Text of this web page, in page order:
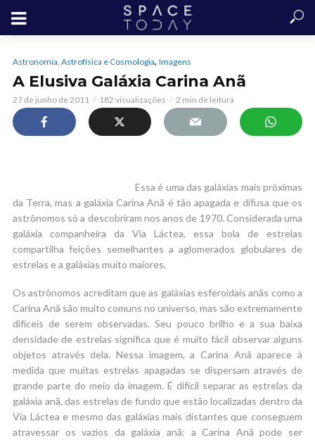
Astronomia, Astrofísica e Cosmologia, Imagens
A Elusiva Galáxia Carina Anã
27 de junho de 2011 182 visualizações 2 min de leitura
Essa é uma das galáxias mais próximas
da Terra, mas a galáxia Carina Anã é tão apagada e difusa que os
astrônomos só a descobriram nos anos de 1970. Considerada uma
galáxia companheira da Via Láctea, essa bola de estrelas
compartilha feições semelhantes a aglomerados globulares de
estrelas e a galáxias muito maiores.
Os astrônomos acreditam que as galáxias esferoidais anãs como a
Carina Anã são muito comuns no universo, mas são extremamente
difíceis de serem observadas. Seu pouco brilho e a sua baixa
densidade de estrelas significa que é muito fácil observar alguns
objetos através dela. Nessa imagem, a Carina Anã aparece à
medida que muitas estrelas apagadas se dispersam através de
grande parte do meio da imagem. É difícil separar as estrelas da
galáxia anã, das estrelas de fundo que estão localizadas dentro da
Via Láctea e mesmo das galáxias mais distantes que conseguem
atravessar os vazios da galáxia anã: a Carina Anã pode ser